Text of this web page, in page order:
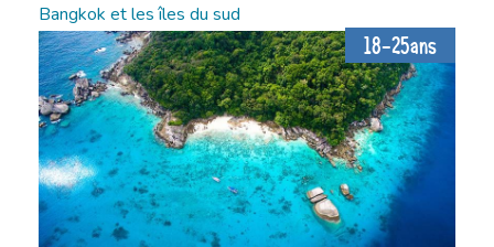
Bangkok et les îles du sud
18-25ans